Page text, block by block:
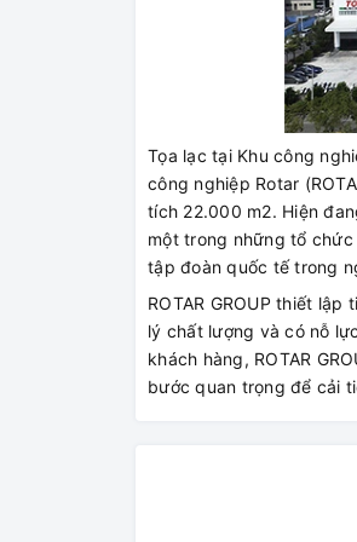
Tọa lạc tại Khu công
công nghiệp Rotar
tích 22.000 m2. Hiện
một trong những tổ
tập đoàn quốc tế trong
ROTAR GROUP thiết
lý chất lượng và có nỗ
khách hàng, ROTAR
bước quan trọng để cải